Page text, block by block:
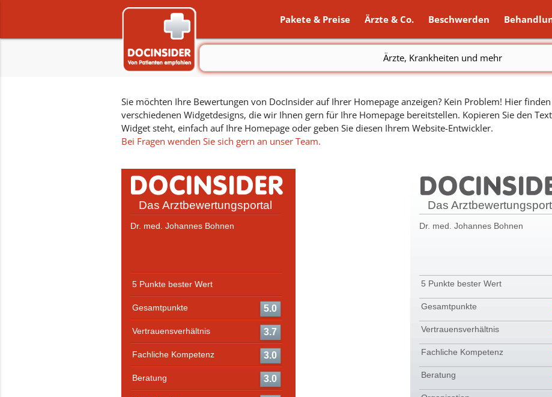
Pakete & Preise Ärzte & Co. Beschwerden
Ärzte, Krankheiten und mehr
Sie möchten Ihre Bewertungen von DocInsider auf Ihrer Homepage anzeigen? Kein Problem! Hier
verschiedenen Widgetdesigns, die wir Ihnen gern für Ihre Homepage bereitstellen. Kopieren Sie den
Widget steht, einfach auf Ihre Homepage oder geben Sie diesen Ihrem Website-Entwickler.
Bei Fragen wenden Sie sich gern an unser Team.